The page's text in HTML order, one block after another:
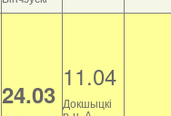
24.03
11.04
Докшыцкі